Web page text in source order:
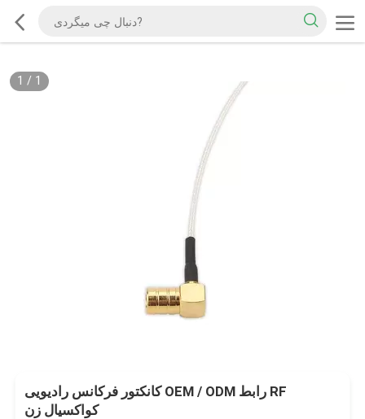
1 / 1
کانکتور فرکانس رادیویی OEM / ODM رابط RF
کواکسیال زن